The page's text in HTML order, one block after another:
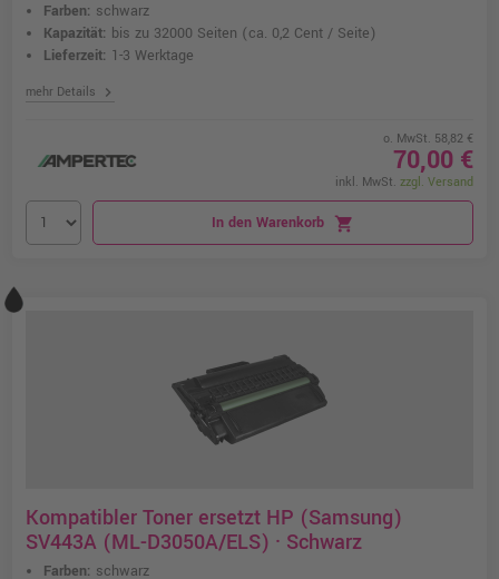
Farben: schwarz
Kapazität: bis zu 32000 Seiten (ca. 0,2 Cent / Seite)
Lieferzeit: 1-3 Werktage
mehr Details chevron_right
o. MwSt. 58,82 €
70,00 €
inkl. MwSt. zzgl. Versand
In den Warenkorb shopping_cart
Kompatibler Toner ersetzt HP (Samsung)
SV443A (ML-D3050A/ELS) · Schwarz
Farben: schwarz